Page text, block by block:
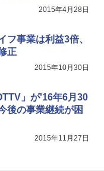
2015年4月28日
フ事業は利益3倍、
正
2015年10月30日
」が'16年6月30
後の事業継続が困
2015年11月27日